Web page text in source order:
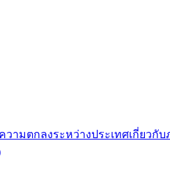
มตกลงระหว่างประเทศเกี่ยวกับ